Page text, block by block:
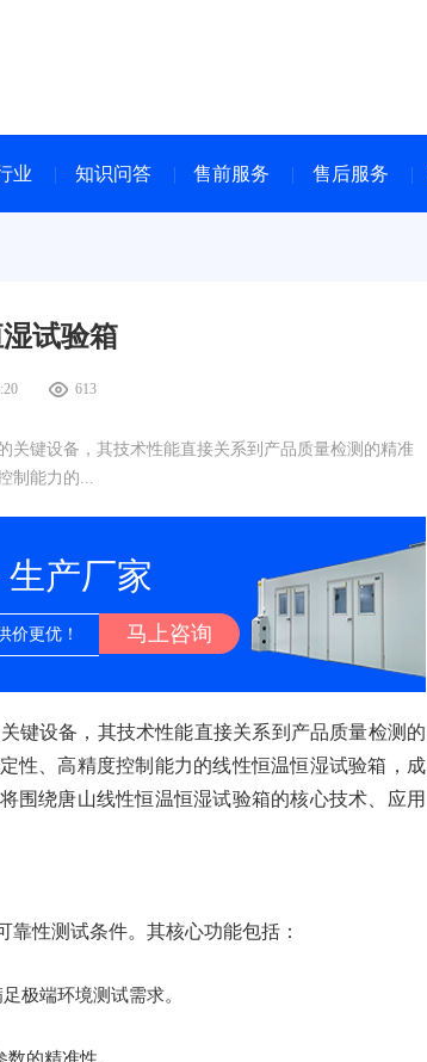
业 知识问答 售前服务 售后服务
试验箱
613
关键设备，其技术性能直接关系到产品质量检测的精准
制能力的...
产厂家
价更优！ 马上咨询
键设备，其技术性能直接关系到产品质量检测的
性、高精度控制能力的线性恒温恒湿试验箱，成
围绕唐山线性恒温恒湿试验箱的核心技术、应用
性测试条件。其核心功能包括：
极端环境测试需求。